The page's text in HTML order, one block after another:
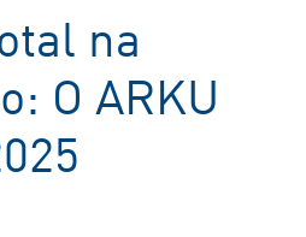
na
O ARKU